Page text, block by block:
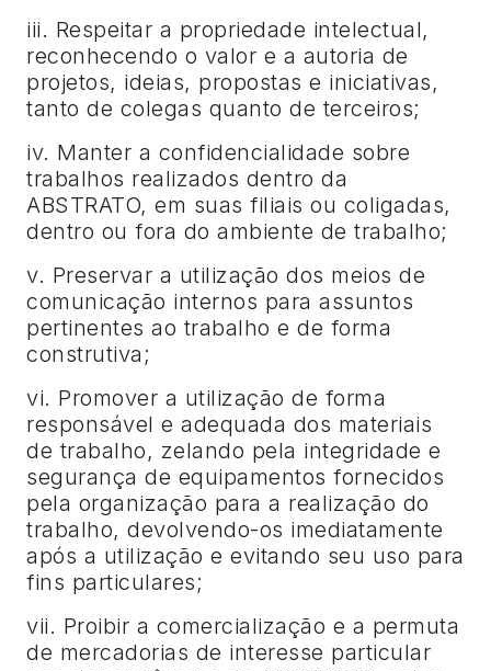
iii. Respeitar a propriedade intelectual,
reconhecendo o valor e a autoria de
projetos, ideias, propostas e iniciativas,
tanto de colegas quanto de terceiros;
iv. Manter a confidencialidade sobre
trabalhos realizados dentro da
ABSTRATO, em suas filiais ou coligadas,
dentro ou fora do ambiente de trabalho;
v. Preservar a utilização dos meios de
comunicação internos para assuntos
pertinentes ao trabalho e de forma
construtiva;
vi. Promover a utilização de forma
responsável e adequada dos materiais
de trabalho, zelando pela integridade e
segurança de equipamentos fornecidos
pela organização para a realização do
trabalho, devolvendo-os imediatamente
após a utilização e evitando seu uso para
fins particulares;
vii. Proibir a comercialização e a permuta
de mercadorias de interesse particular